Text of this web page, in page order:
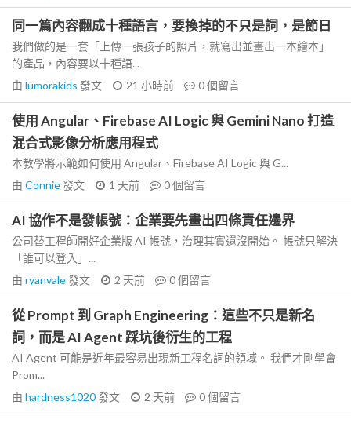
同一篇內容翻成十種語言，要換掉的不只是詞，是節日
我們做的是一套「上傳一張孩子的照片，就寫出並畫出一本繪本」
的產品，內容要以十種語...
由 lumorakids 發文 21 小時前 0個留言
使用 Angular、Firebase AI Logic 與 Gemini Nano 打造
混合式影像分析應用程式
本教學將示範如何使用 Angular、Firebase AI Logic 與 G...
由 Connie發文 1 天前 0個留言
AI 協作不是發帳號：企業要先畫出四條責任邊界
公司替工程師開好企業版 AI 帳號，治理其實還沒開始。 帳號只解決
「誰可以登入」...
由 ryanvale發文 2 天前 0個留言
從 Prompt 到 Graph Engineering：這些不只是新名
詞，而是 AI Agent 踩坑後衍生的工程
AI Agent 可能是近年最容易出現新工程名詞的領域。 我們才剛學會
Prom...
由 hardness1020發文 2 天前 0個留言